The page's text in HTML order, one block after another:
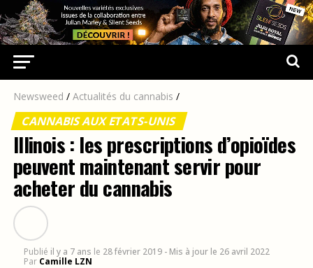
Newsweed / Actualités du cannabis /
CANNABIS AUX ETATS-UNIS
Illinois : les prescriptions d’opioïdes
peuvent maintenant servir pour
acheter du cannabis
Publié il y a 7 ans le 28 février 2019 - Mis à jour le 26 avril 2022
Par Camille LZN